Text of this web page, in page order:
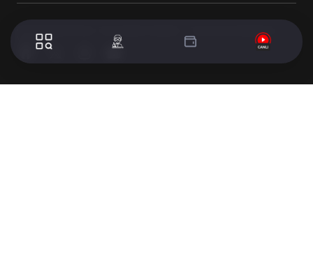
© 2024 WorldTurk. Tüm Hakları Saklıdır. - Tasarım & Geliştirme :
Volion's